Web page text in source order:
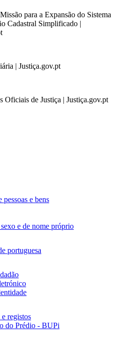
para a Expansão do Sistema
Cadastral Simplificado |
| Justiça.gov.pt
Oficiais de Justiça | Justiça.gov.pt
pessoas e bens
e de nome próprio
portuguesa
registos
do Prédio - BUPi